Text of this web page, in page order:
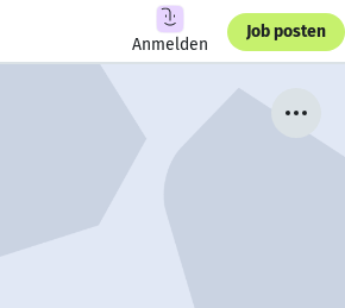
Anmelden
Job posten